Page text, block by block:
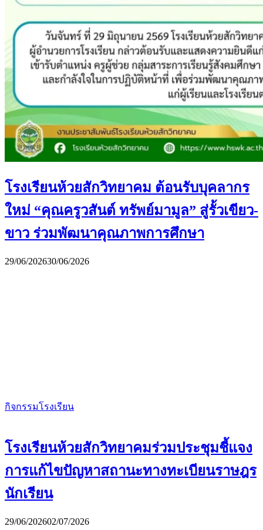
โรงเรียนห้วยสักวิทยาคม ต้อนรับบุคลากร
ใหม่ “คุณครูวสันต์ ทรัพย์มามูล” สู่รั้วเขียว-
ขาว ร่วมพัฒนาคุณภาพการศึกษา
29/06/202630/06/2026
กิจกรรมโรงเรียน
โรงเรียนห้วยสักวิทยาคมร่วมประชุมชี้แจง
การแก้ไขปัญหาสถานะทางทะเบียนราษฎร
นักเรียน
29/06/202602/07/2026